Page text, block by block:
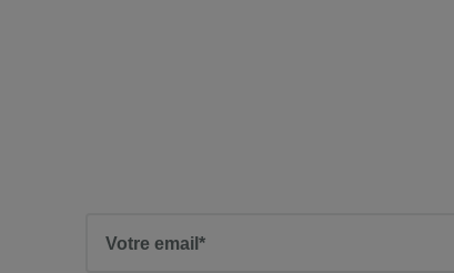
Votre email*